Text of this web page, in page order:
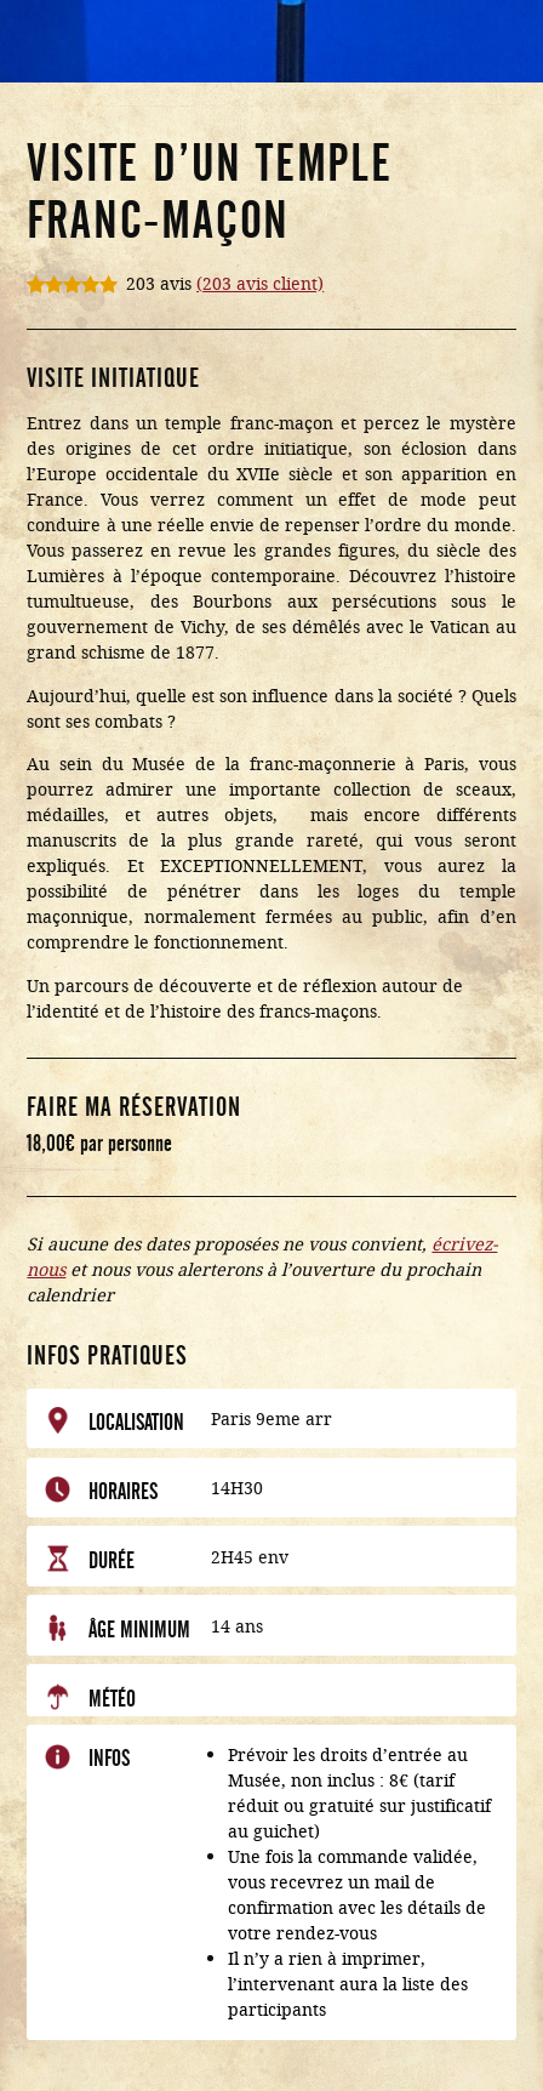
VISITE D’UN TEMPLE
FRANC-MAÇON
Noté
4.94
sur 5
203
client
203 avis (203 avis client)
VISITE INITIATIQUE
Entrez dans un temple franc-maçon et percez le mystère
des origines de cet ordre initiatique, son éclosion dans
l’Europe occidentale du XVIIe siècle et son apparition en
France. Vous verrez comment un effet de mode peut
conduire à une réelle envie de repenser l’ordre du monde.
Vous passerez en revue les grandes figures, du siècle des
Lumières à l’époque contemporaine. Découvrez l’histoire
tumultueuse, des Bourbons aux persécutions sous le
gouvernement de Vichy, de ses démêlés avec le Vatican au
grand schisme de 1877.
Aujourd’hui, quelle est son influence dans la société ? Quels
sont ses combats ?
Au sein du Musée de la franc-maçonnerie à Paris, vous
pourrez admirer une importante collection de sceaux,
médailles, et autres objets, mais encore différents
manuscrits de la plus grande rareté, qui vous seront
expliqués. Et EXCEPTIONNELLEMENT, vous aurez la
possibilité de pénétrer dans les loges du temple
maçonnique, normalement fermées au public, afin d’en
comprendre le fonctionnement.
Un parcours de découverte et de réflexion autour de
l’identité et de l’histoire des francs-maçons.
FAIRE MA RÉSERVATION
18,00€par personne
Si aucune des dates proposées ne vous convient, écrivez-
nouset nous vous alerterons à l’ouverture du prochain
calendrier
INFOS PRATIQUES
LOCALISATION Paris 9eme arr
HORAIRES 14H30
DURÉE 2H45 env
ÂGE MINIMUM 14 ans
MÉTÉO
INFOS
Prévoir les droits d’entrée au
Musée, non inclus : 8€ (tarif
réduit ou gratuité sur justificatif
au guichet)
Une fois la commande validée,
vous recevrez un mail de
confirmation avec les détails de
votre rendez-vous
Il n’y a rien à imprimer,
l’intervenant aura la liste des
participants